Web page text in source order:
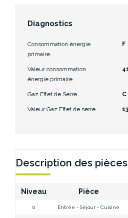
Diagnostics
Consommation énergie
primaire
F
Valeur consommation
énergie primaire
Gaz Effet de Serre C
Valeur Gaz Effet de serre
Description des pièces
Niveau Pièce
0 Entrée - Séjour - Cuisine